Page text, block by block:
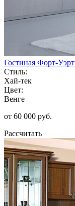
Гостиная Форт-Уэрт
Стиль:
Хай-тек
Цвет:
Венге
от 60 000 руб.
Рассчитать